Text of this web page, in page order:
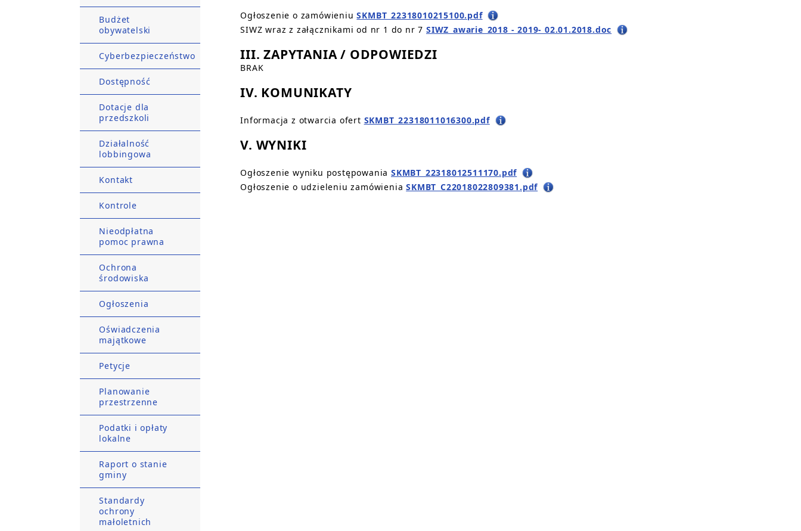
Budżet
obywatelski
Cyberbezpieczeństwo
Dostępność
Dotacje dla
przedszkoli
Działalność
lobbingowa
Kontakt
Kontrole
Nieodpłatna
pomoc prawna
Ochrona
środowiska
Ogłoszenia
Oświadczenia
majątkowe
Petycje
Planowanie
przestrzenne
Podatki i opłaty
lokalne
Raport o stanie
gminy
Standardy
ochrony
małoletnich
Ogłoszenie o zamówieniuSKMBT_22318010215100.pdf
SIWZ wraz z załącznikami od nr 1 do nr 7 SIWZ_awarie_2018 - 2019- 02.01.2018.doc
III. ZAPYTANIA / ODPOWIEDZI
BRAK
IV. KOMUNIKATY
Informacja z otwarcia ofert SKMBT_22318011016300.pdf
V. WYNIKI
Ogłoszenie wyniku postępowania SKMBT_22318012511170.pdf
Ogłoszenie o udzieleniu zamówieniaSKMBT_C22018022809381.pdf